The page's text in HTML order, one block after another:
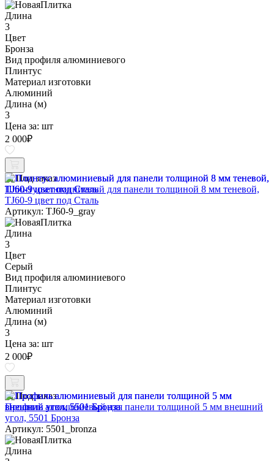
Длина
3
Цвет
Бронза
Вид профиля алюминиевого
Плинтус
Материал изготовки
Алюминий
Длина (м)
3
Цена за: шт
2 000₽
Под заказ
Плинтус алюминиевый для панели толщиной 8 мм теневой,
TJ60-9 цвет под Сталь
Артикул: TJ60-9_gray
Длина
3
Цвет
Серый
Вид профиля алюминиевого
Плинтус
Материал изготовки
Алюминий
Длина (м)
3
Цена за: шт
2 000₽
Под заказ
Профиль алюминиевый для панели толщиной 5 мм внешний
угол, 5501 Бронза
Артикул: 5501_bronza
Длина